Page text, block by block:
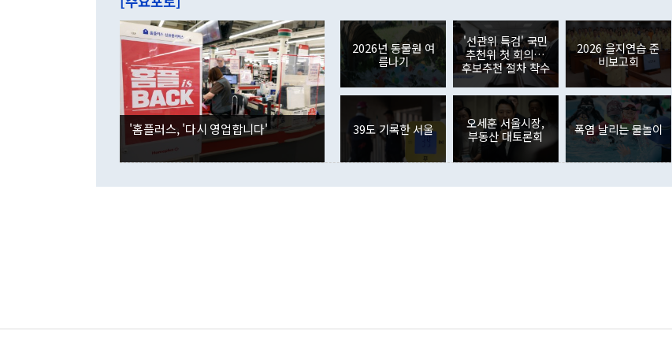
이 9월 러시아 블라디보스토크에서 열리는 '동방경제포럼(EEF)'을 언급하
며 "정부 차원에서 (참석을) 검토하고 있다"고 발언한 데 대해서도 조 장관
은 "그것은 외교부의 몫"이라며 "아직 거기까지 진도가 나가지 않았다"고
잘랐다. 정 장관이 이날 소개한 대북 구상과 설명은 정부 내 조율을 거치지
않았다는 점에서 문제가 있다. 특히 주적 표현 대체와 국호 사용, 9·19 군
사합의 복원, 4자회담 추진 등은 통일부 장관이 결정할 사안이 아니어서 월
권이라는 지적이 나오고 있다. 이 대통령은 정 장관의 업무보고를 듣고 난
뒤 "여기 업무보고에 발표했다고 승인난 건 아니다"라고 재차 확인했다. 정
부의 한 소식통은 "정 장관의 발언 내용은 대부분 국가안전보장회의(NSC)
를 거쳐 결정된 사안이 아닌 정 장관의 개인적 생각에 가깝다"며 "안보 관
련 부처 장관이 정부의 공식 정책이 아닌 사안을 추진하겠다고 업무보고를
하고 대통령의 면전에서 '국군통수권자가 나서야 한다'고 주장한 것은 심각
이나 미국은 북한에 선비핵화를 공식적으로 요구한 적이 없기 때문이다. 지
였던 올해 3월(369억9000만달러)을 넘어선 것이다. 직접투자에서는 내국
인의 해외투자가 80억1000만달러, 외국인의 국내투자가 46억3000만달러
각각 증가했다. 증권투자에서는 외국인의 국내 주식 매도세가 이어졌다. 외
국인의 국내 주식 투자는 차익실현 매도 등의 영향으로 316억1000만달러
감소하며 전월(-310억5000만달러)에 이어 역대 최대 순매도 기록을 다시
경신했다. 외국인의 국내 채권투자는 세계국채지수(WGBI) 자금 유입에도
분기 말 만기도래 영향으로 증가 폭이 줄어든 52억9000만달러를 기록했
다. 내국인의 해외 증권투자는 주식을 중심으로 35억6000만달러 증가했
다. eoyn2@newspim.com
'홈플러스, '다시 영업합니다'
2026년 동물원 여
름나기
'선관위 특검' 국민
추천위 첫 회의…
후보추천 절차 착수
2026 을지연습 준
비보고회
39도 기록한 서울
오세훈 서울시장,
부동산 대토론회
폭염 날리는 물놀이